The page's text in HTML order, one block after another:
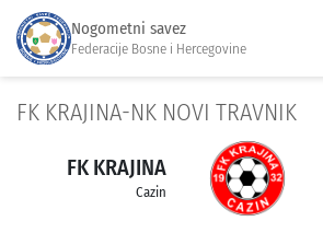
Nogometni savez
Federacije Bosne i Hercegovine
FK KRAJINA-NK NOVI TRAVNIK
FK KRAJINA
Cazin